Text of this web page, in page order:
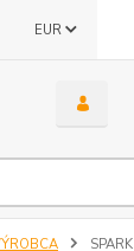
EUR
SPARK